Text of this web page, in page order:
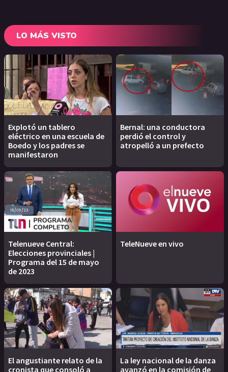
LO MÁS VISTO
Explotó un tablero
eléctrico en una escuela de
Boedo y los padres se
manifestaron
Bernal: una conductora
perdió el control y
atropelló a un prefecto
Telenueve Central:
Elecciones provinciales |
Programa del 15 de mayo
de 2023
TeleNueve en vivo
El angustiante relato de la
cronista que consoló a
La ley nacional de la danza
avanzó en la comisión de